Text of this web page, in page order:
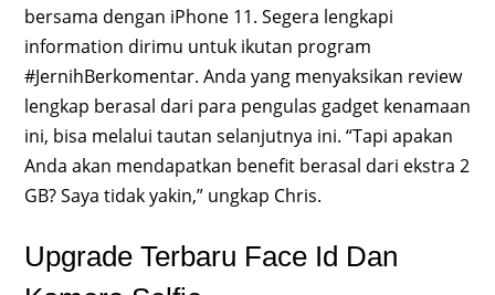
bersama dengan iPhone 11. Segera lengkapi
information dirimu untuk ikutan program
#JernihBerkomentar. Anda yang menyaksikan review
lengkap berasal dari para pengulas gadget kenamaan
ini, bisa melalui tautan selanjutnya ini. “Tapi apakan
Anda akan mendapatkan benefit berasal dari ekstra 2
GB? Saya tidak yakin,” ungkap Chris.
Upgrade Terbaru Face Id Dan